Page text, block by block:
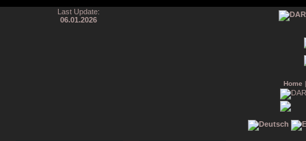
Last Update:
06.01.2026
Home